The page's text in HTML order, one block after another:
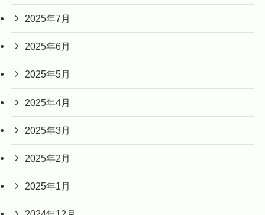
2025年7月
2025年6月
2025年5月
2025年4月
2025年3月
2025年2月
2025年1月